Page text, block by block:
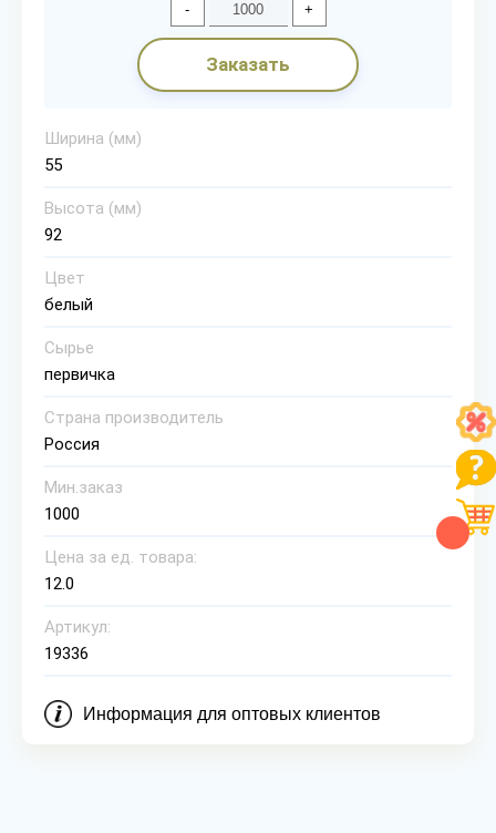
- +
Заказать
Ширина (мм)
55
Высота (мм)
92
Цвет
белый
Сырье
первичка
Страна производитель
Россия
Мин.заказ
1000
Цена за ед. товара:
12.0
Артикул:
19336
Информация для оптовых клиентов